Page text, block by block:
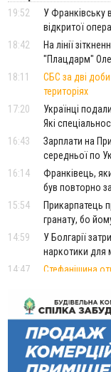
19:52
У Франківську
відкритої
18:42
На лінії
"Плацдарм"
18:11
СБС за дві
територіях
17:20
Українці
Які
16:43
Зарплати на
середньої по
16:14
Франківець,
був повторно
15:54
Прикарпатець
гранату, бо
14:59
У Болгарії
наркотики для
14:47
Стефанішина
14:02
«Пілот з
майже 64
13:13
У четвер на
13:00
На Снятинщині
у полі невідому